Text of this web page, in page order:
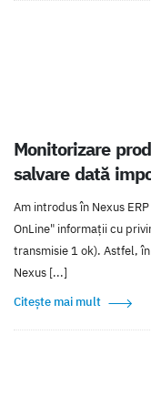
Monitorizare
salvare dată
Am introdus în Nexus
OnLine" informații cu
transmisie 1 ok). Astfel,
Nexus [...]
Citește mai mult